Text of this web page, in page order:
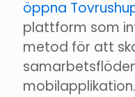
öppna
plattform som
metod för att
mobilapplikation.